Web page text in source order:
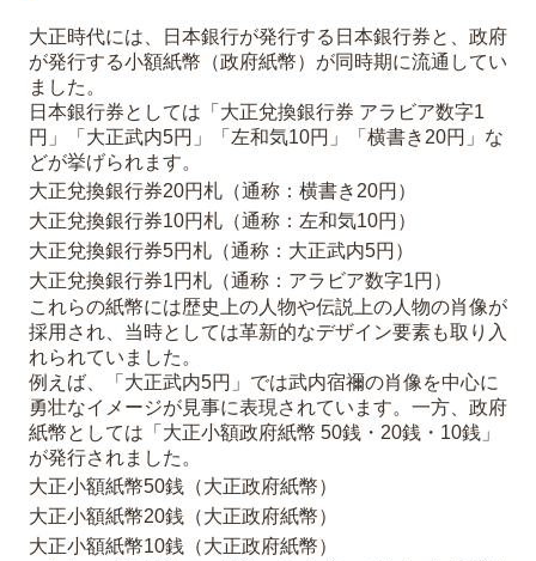
大正時代には、日本銀行が発行する日本銀行券と、政府
が発行する小額紙幣（政府紙幣）が同時期に流通してい
ました。
日本銀行券としては「大正兌換銀行券 アラビア数字1
円」「大正武内5円」「左和気10円」「横書き20円」な
どが挙げられます。
大正兌換銀行券20円札（通称：横書き20円）
大正兌換銀行券10円札（通称：左和気10円）
大正兌換銀行券5円札（通称：大正武内5円）
大正兌換銀行券1円札（通称：アラビア数字1円）
これらの紙幣には歴史上の人物や伝説上の人物の肖像が
採用され、当時としては革新的なデザイン要素も取り入
れられていました。
例えば、「大正武内5円」では武内宿禰の肖像を中心に
勇壮なイメージが見事に表現されています。一方、政府
紙幣としては「大正小額政府紙幣 50銭・20銭・10銭」
が発行されました。
大正小額紙幣50銭（大正政府紙幣）
大正小額紙幣20銭（大正政府紙幣）
大正小額紙幣10銭（大正政府紙幣）